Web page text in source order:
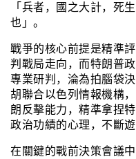
「兵者，國之大計，死
也」。
戰爭的核心前提是精準
判戰局走向，而特朗普
專業研判，淪為拍腦袋
胡聯合以色列情報機構
朗反擊能力，精準拿捏
政治功績的心理，不斷
在關鍵的戰前決策會議